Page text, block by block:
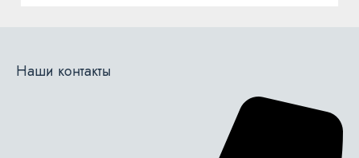
Наши контакты